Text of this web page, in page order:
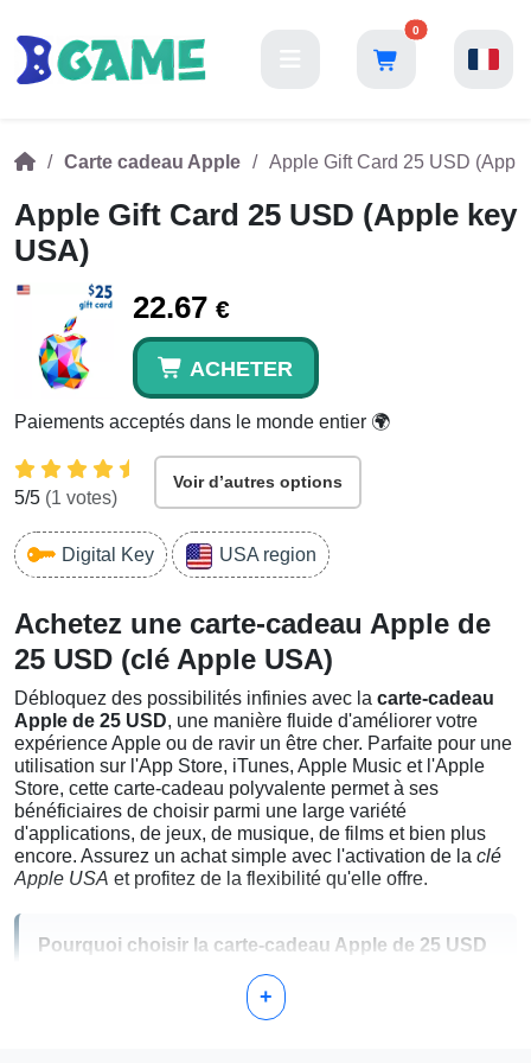
0
Carte cadeau Apple Apple Gift Card 25 USD
Apple Gift Card 25 USD (Apple key
USA)
22.67 €
ACHETER
Paiements acceptés dans le monde entier 🌍
5/5 (1 votes)
Voir d’autres options
Digital Key USA region
Achetez une carte-cadeau Apple de
25 USD (clé Apple USA)
Débloquez des possibilités infinies avec la carte-cadeau
Apple de 25 USD, une manière fluide d'améliorer votre
expérience Apple ou de ravir un être cher. Parfaite pour une
utilisation sur l'App Store, iTunes, Apple Music et l'Apple
Store, cette carte-cadeau polyvalente permet à ses
bénéficiaires de choisir parmi une large variété
d'applications, de jeux, de musique, de films et bien plus
encore. Assurez un achat simple avec l'activation de la clé
Apple USA et profitez de la flexibilité qu'elle offre.
Pourquoi choisir la carte-cadeau Apple de 25 USD
+